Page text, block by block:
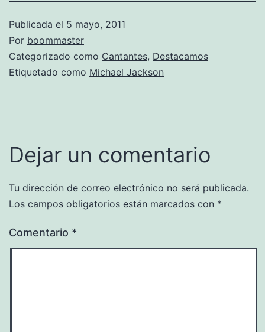
Publicada el 5 mayo, 2011
Por boommaster
Categorizado como Cantantes, Destacamos
Etiquetado como Michael Jackson
Dejar un comentario
Tu dirección de correo electrónico no será publicada.
Los campos obligatorios están marcados con *
Comentario *